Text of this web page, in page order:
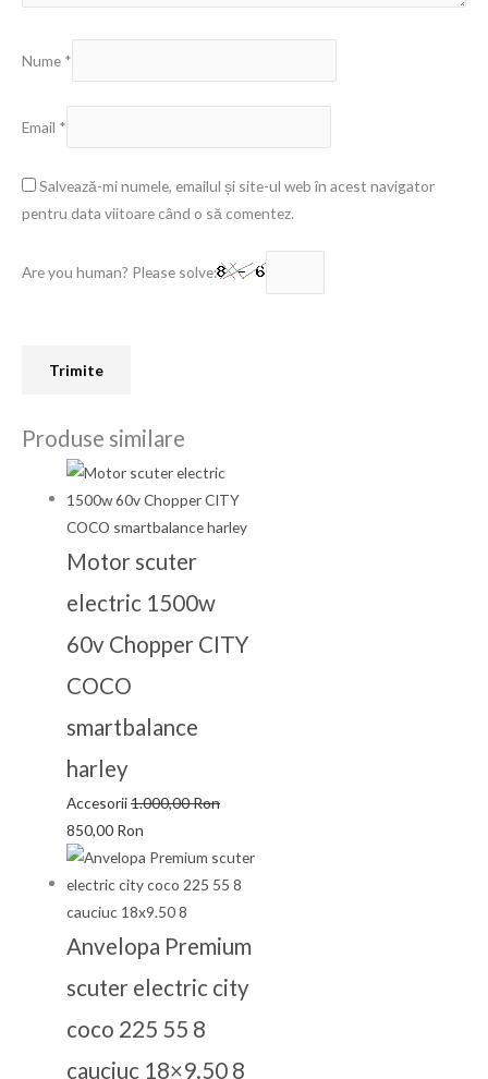
Nume *
Email *
Salvează-mi numele, emailul și site-ul web în acest navigator
pentru data viitoare când o să comentez.
Are you human? Please solve:
Produse similare
Motor scuter
electric 1500w
60v Chopper CITY
COCO
smartbalance
harley
Accesorii1.000,00Ron
850,00 Ron
Anvelopa Premium
scuter electric city
coco 225 55 8
cauciuc 18×9.50 8